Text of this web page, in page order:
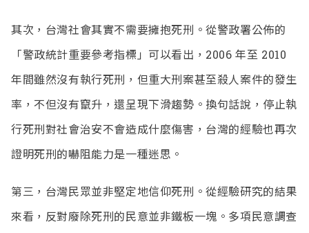
其次，台灣社會其實不需要擁抱死刑。從警政署公佈的
「警政統計重要參考指標」可以看出，2006 年至 2010
年間雖然沒有執行死刑，但重大刑案甚至殺人案件的發生
率，不但沒有竄升，還呈現下滑趨勢。換句話說，停止執
行死刑對社會治安不會造成什麼傷害，台灣的經驗也再次
證明死刑的嚇阻能力是一種迷思。
第三，台灣民眾並非堅定地信仰死刑。從經驗研究的結果
來看，反對廢除死刑的民意並非鐵板一塊。多項民意調查